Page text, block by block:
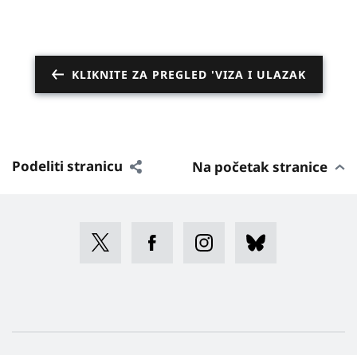
KLIKNITE ZA PREGLED 'VIZA I ULAZAK
Podeliti stranicu Na početak stranice